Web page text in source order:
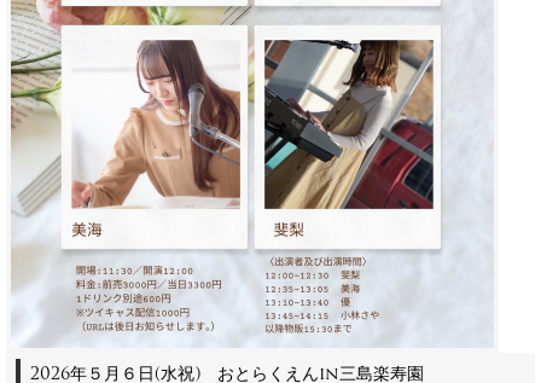
2026年５月６日(水祝) おとらくえんin三島楽寿園